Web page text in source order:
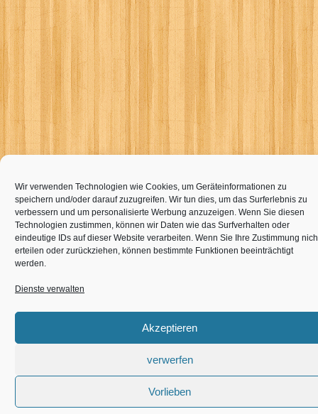
Wir verwenden Technologien wie Cookies, um Geräteinformationen zu
speichern und/oder darauf zuzugreifen. Wir tun dies, um das Surferlebnis zu
verbessern und um personalisierte Werbung anzuzeigen. Wenn Sie diesen
Technologien zustimmen, können wir Daten wie das Surfverhalten oder
eindeutige IDs auf dieser Website verarbeiten. Wenn Sie Ihre Zustimmung
erteilen oder zurückziehen, können bestimmte Funktionen beeinträchtigt
werden.
Dienste verwalten
Akzeptieren
verwerfen
Vorlieben